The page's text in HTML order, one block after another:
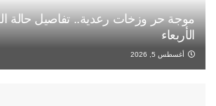
موجة حر وزخات رعدية.. تفاصيل حالة
الأربعاء
أغسطس 5, 2026